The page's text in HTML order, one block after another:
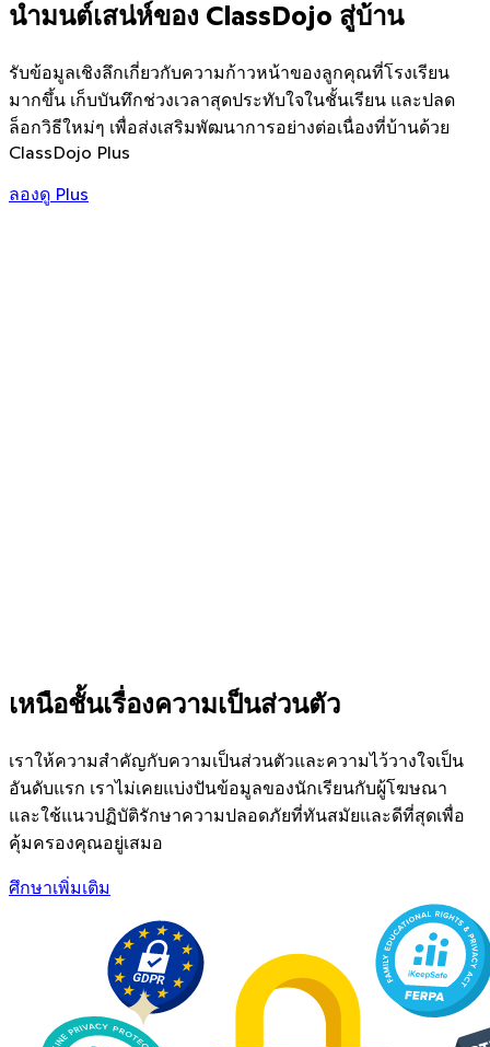
นำมนต์เสน่ห์ของ ClassDojo สู่บ้าน
รับข้อมูลเชิงลึกเกี่ยวกับความก้าวหน้าของลูกคุณที่โรงเรียน
มากขึ้น เก็บบันทึกช่วงเวลาสุดประทับใจในชั้นเรียน และปลด
ล็อกวิธีใหม่ๆ เพื่อส่งเสริมพัฒนาการอย่างต่อเนื่องที่บ้านด้วย
ClassDojo Plus
ลองดู Plus
History
เหนือชั้นเรื่องความเป็นส่วนตัว
เราให้ความสำคัญกับความเป็นส่วนตัวและความไว้วางใจเป็น
อันดับแรก เราไม่เคยแบ่งปันข้อมูลของนักเรียนกับผู้โฆษณา
และใช้แนวปฏิบัติรักษาความปลอดภัยที่ทันสมัยและดีที่สุดเพื่อ
คุ้มครองคุณอยู่เสมอ
ศึกษาเพิ่มเติม